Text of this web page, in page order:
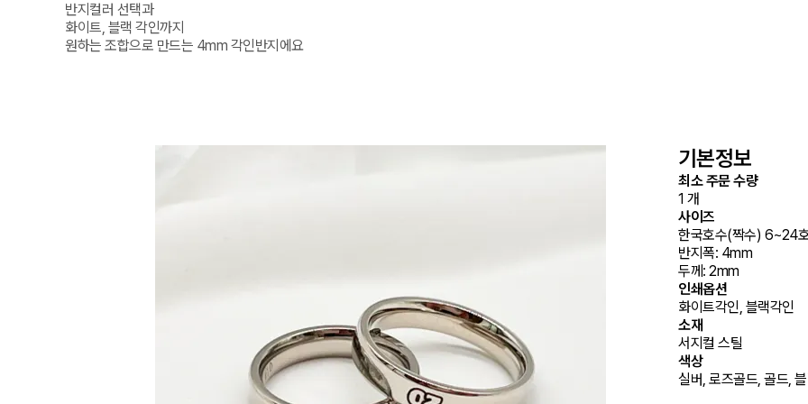
반지컬러 선택과
화이트, 블랙 각인까지
원하는 조합으로 만드는 4mm 각인반지에요
기본정보
최소 주문 수량
1 개
사이즈
한국호수(짝수) 6~24
반지폭: 4mm
두께: 2mm
인쇄옵션
화이트각인, 블랙각인
소재
서지컬 스틸
색상
실버, 로즈골드, 골드,